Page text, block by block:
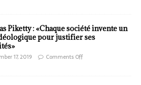
Piketty : «Chaque société invente un
pour justifier ses
17, 2019 Comments Off